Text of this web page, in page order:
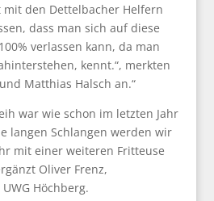
den Dettelbacher Helfern
dass man sich auf diese
verlassen kann, da man
kennt.“, merkten
Matthias Halsch an.“
war wie schon im letzten Jahr
langen Schlangen werden wir
mit einer weiteren Fritteuse
Oliver Frenz,
Höchberg.